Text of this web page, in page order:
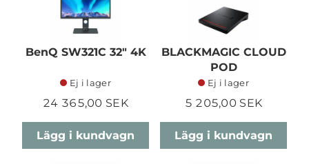
BenQ SW321C 32" 4K
Ej i lager
24 365,00 SEK
Lägg i kundvagn
BLACKMAGIC CLOUD
POD
Ej i lager
5 205,00 SEK
Lägg i kundvagn